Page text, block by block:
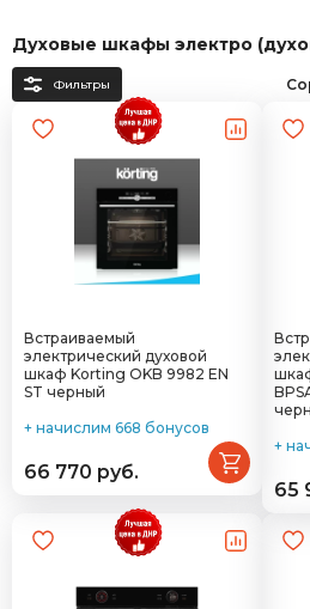
Духовые шкафы электро
Фильтры
Встраиваемый
электрический духовой
шкаф Korting OKB 9982 EN
ST черный
+ начислим 668 бонусов
66 770 руб.
+
65